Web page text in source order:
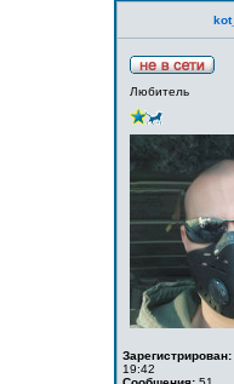
kot_
Любитель
Зарегистрирован:
19:42